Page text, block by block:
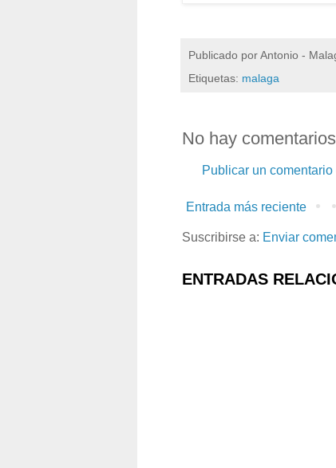
Publicado porAntonio -
Etiquetas: malaga
No hay
Publicar un
Entrada más reciente
Suscribirse a: Enviar
ENTRADAS